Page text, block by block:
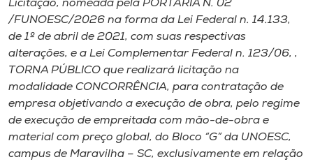
Selecione
o idioma
A+
A-
Licitação, nomeada pela PORTARIA N. 02
/FUNOESC/2026 na forma da Lei Federal n. 14.133,
de 1º de abril de 2021, com suas respectivas
alterações, e a Lei Complementar Federal n. 123/06, ,
TORNA PÚBLICO que realizará licitação na
modalidade CONCORRÊNCIA, para contratação de
empresa objetivando a execução de obra, pelo regime
de execução de empreitada com mão-de-obra e
material com preço global, do Bloco “G” da UNOESC,
campus de Maravilha – SC, exclusivamente em relação